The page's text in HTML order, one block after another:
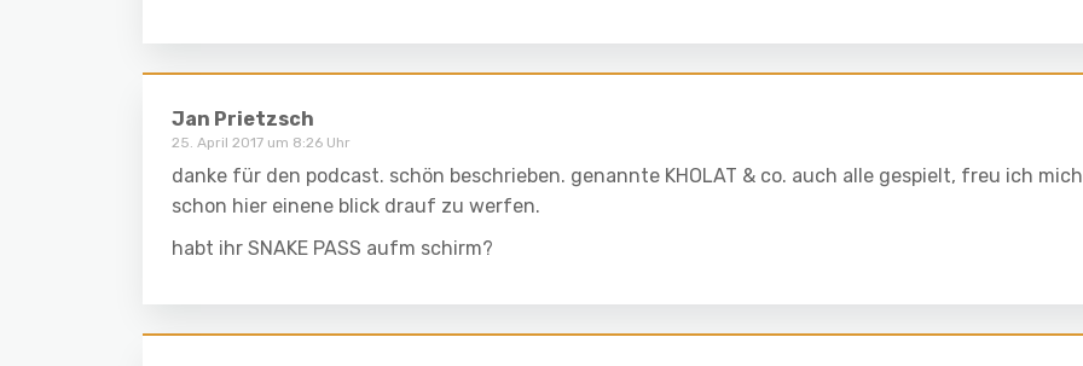
Jan Prietzsch
25. April 2017 um 8:26 Uhr
danke für den podcast. schön beschrieben. genannte KHOLAT & co. auch alle gespielt, freu ich mich
schon hier einene blick drauf zu werfen.
habt ihr SNAKE PASS aufm schirm?